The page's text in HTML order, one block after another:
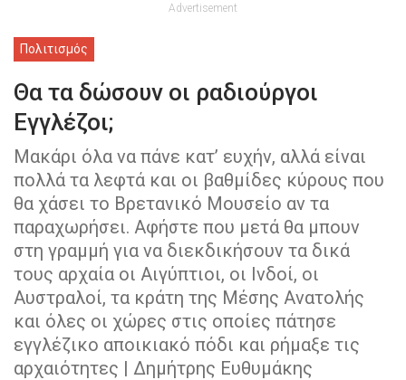
Advertisement
Πολιτισμός
Θα τα δώσουν οι ραδιούργοι
Εγγλέζοι;
Μακάρι όλα να πάνε κατ’ ευχήν, αλλά είναι
πολλά τα λεφτά και οι βαθμίδες κύρους που
θα χάσει το Βρετανικό Μουσείο αν τα
παραχωρήσει. Αφήστε που μετά θα μπουν
στη γραμμή για να διεκδικήσουν τα δικά
τους αρχαία οι Αιγύπτιοι, οι Ινδοί, οι
Αυστραλοί, τα κράτη της Μέσης Ανατολής
και όλες οι χώρες στις οποίες πάτησε
εγγλέζικο αποικιακό πόδι και ρήμαξε τις
αρχαιότητες | Δημήτρης Ευθυμάκης